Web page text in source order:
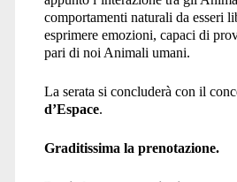
comportamenti naturali da esseri
esprimere emozioni, capaci di
pari di noi Animali umani.
La serata si concluderà con il
d’Espace.
Graditissima la prenotazione.